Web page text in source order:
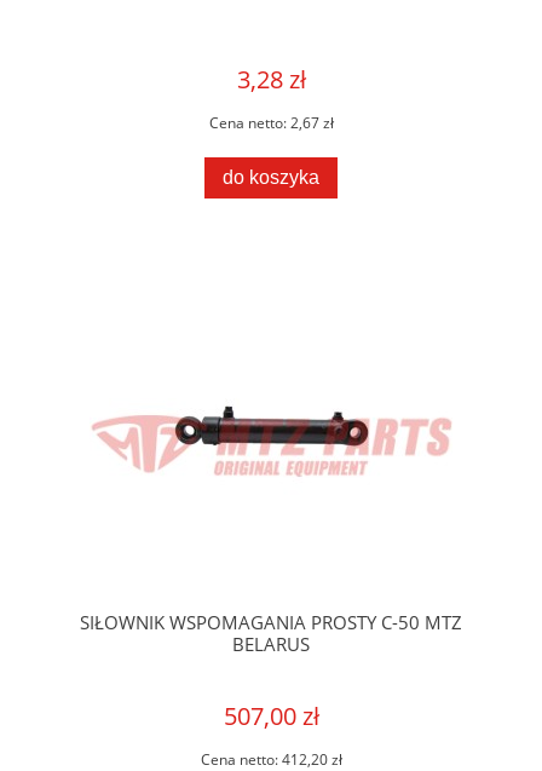
3,28 zł
Cena netto:2,67 zł
do koszyka
SIŁOWNIK WSPOMAGANIA PROSTY C-50 MTZ
BELARUS
507,00 zł
Cena netto:412,20 zł